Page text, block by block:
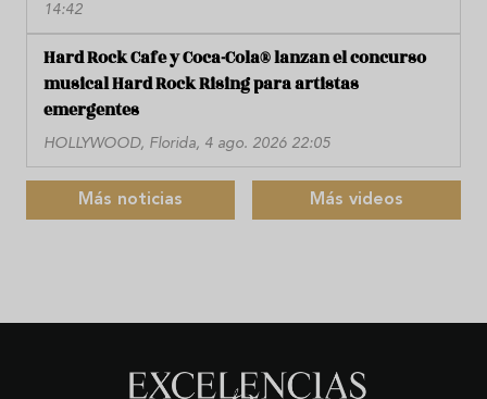
14:42
Hard Rock Cafe y Coca-Cola® lanzan el concurso
musical Hard Rock Rising para artistas
emergentes
HOLLYWOOD, Florida, 4 ago. 2026 22:05
Más noticias Más videos